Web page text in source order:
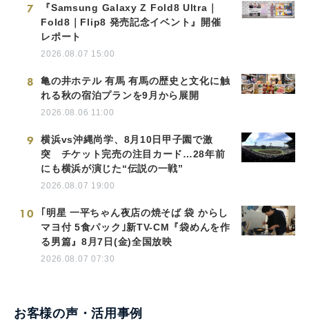
7
『Samsung Galaxy Z Fold8 Ultra｜
Fold8｜Flip8 発売記念イベント』開催
レポート
2026.08.07 15:00
8
亀の井ホテル 有馬 有馬の歴史と文化に触
れる秋の宿泊プランを9月から展開
2026.08.06 11:00
9
横浜vs沖縄尚学、8月10日甲子園で激
突 チケット完売の注目カード…28年前
にも横浜が演じた“伝説の一戦”
2026.08.07 19:00
10
｢明星 一平ちゃん夜店の焼そば 袋 からし
マヨ付 5食パック｣新TV-CM『袋めんを作
る男篇』8月7日(金)全国放映
2026.08.07 07:30
お客様の声・活用事例